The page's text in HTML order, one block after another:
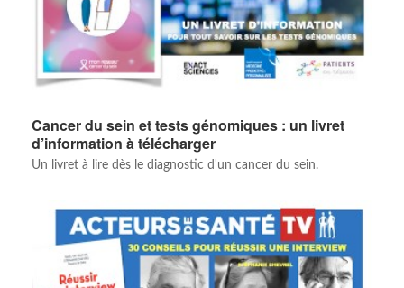
Cancer du sein et tests génomiques : un livret
d’information à télécharger
Un livret à lire dès le diagnostic d'un cancer du sein.